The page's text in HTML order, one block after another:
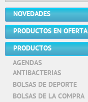
NOVEDADES
PRODUCTOS EN OFERTA
PRODUCTOS
AGENDAS
ANTIBACTERIAS
BOLSAS DE DEPORTE
BOLSAS DE LA COMPRA